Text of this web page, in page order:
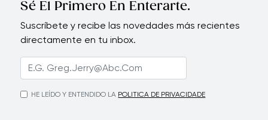
Sé El Primero En Enterarte.
Suscríbete y recibe las novedades más recientes
directamente en tu inbox.
HE LEÍDO Y ENTENDIDO LA POLITICA DE PRIVACIDADE